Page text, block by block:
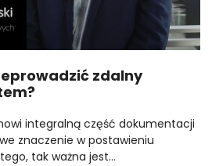
zdalny
integralną część dokumentacji
znaczenie w postawieniu
tak ważna jest…